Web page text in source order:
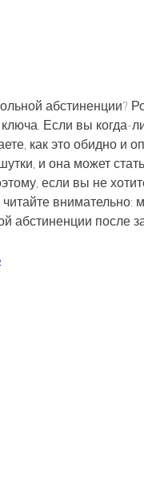
абстиненции?
ключа. Если вы когда-
как это обидно и
и она может
если вы не
абстиненции после